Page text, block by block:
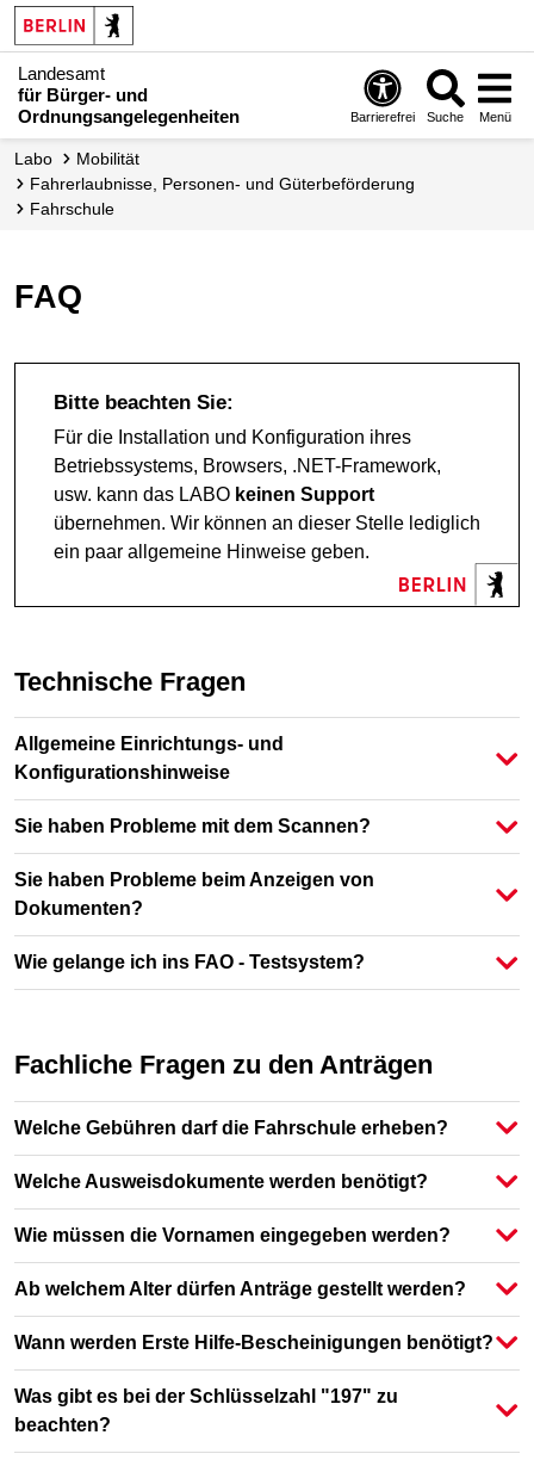
Landesamt
für Bürger- und
Ordnungsangelegenheiten
Barrierefrei Suche Menü
Labo
Mobilität
Fahr­erlaubnisse, Personen- und Güter­beförderung
Fahrschule
FAQ
Bitte beachten Sie:
Für die Installation und Konfiguration ihres
Betriebssystems, Browsers, .NET-Framework,
usw. kann das LABO keinen Support
übernehmen. Wir können an dieser Stelle lediglich
ein paar allgemeine Hinweise geben.
Technische Fragen
Allgemeine Einrichtungs- und
Konfigurationshinweise
Sie haben Probleme mit dem Scannen?
Sie haben Probleme beim Anzeigen von
Dokumenten?
Wie gelange ich ins FAO - Testsystem?
Fachliche Fragen zu den Anträgen
Welche Gebühren darf die Fahrschule erheben?
Welche Ausweisdokumente werden benötigt?
Wie müssen die Vornamen eingegeben werden?
Ab welchem Alter dürfen Anträge gestellt werden?
Wann werden Erste Hilfe-Bescheinigungen benötigt?
Was gibt es bei der Schlüsselzahl "197" zu
beachten?